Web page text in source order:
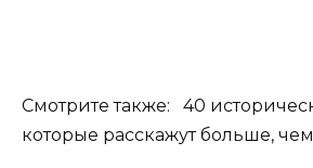
Смотрите также: 40
которые расскажут больше,